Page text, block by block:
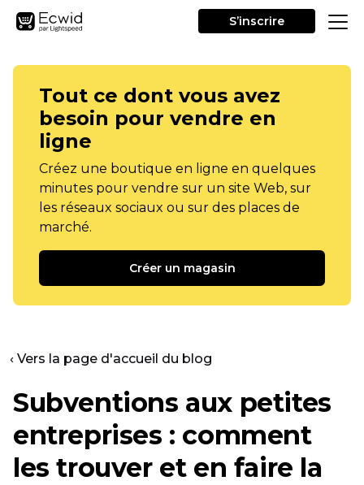
S’inscrire
Tout ce dont vous avez
besoin pour vendre en
ligne
Créez une boutique en ligne en quelques
minutes pour vendre sur un site Web, sur
les réseaux sociaux ou sur des places de
marché.
Créer un magasin
‹ Vers la page d'accueil du blog
Subventions aux petites
entreprises : comment
les trouver et en faire la